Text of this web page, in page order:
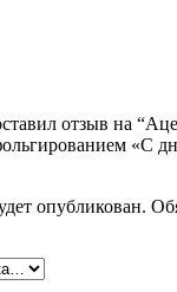
отзыв на
«С
опубликован.